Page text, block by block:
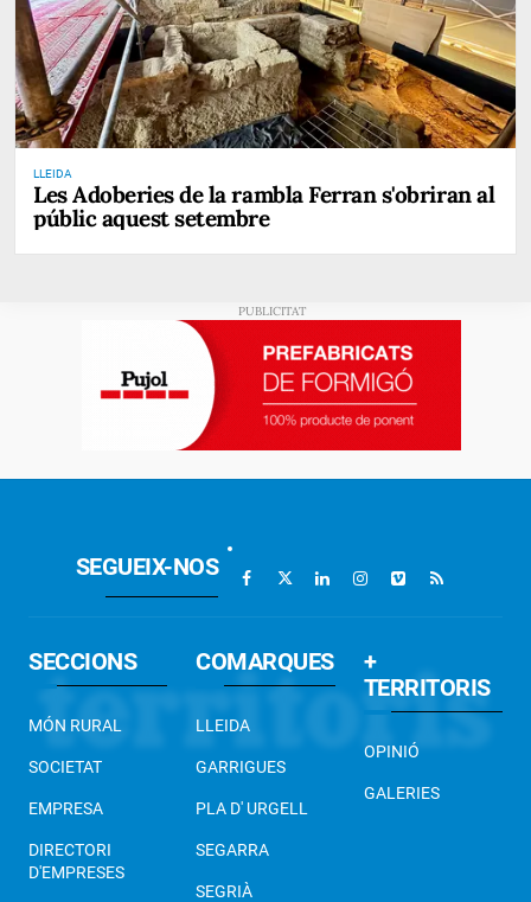
LLEIDA
Les Adoberies de la rambla Ferran s'obriran al
públic aquest setembre
SEGUEIX-NOS
SECCIONS
MÓN RURAL
SOCIETAT
EMPRESA
DIRECTORI
D'EMPRESES
COMARQUES
LLEIDA
GARRIGUES
PLA D' URGELL
SEGARRA
SEGRIÀ
+
TERRITORIS
OPINIÓ
GALERIES